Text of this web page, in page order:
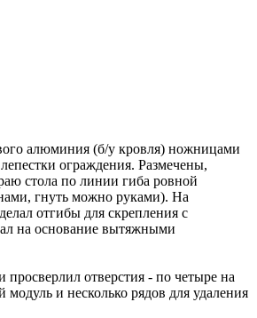
алюминия (б/у кровля) ножницами
ограждения. Размечены,
стола по линии гиба ровной
гнуть можно руками). На
отгибы для скрепления с
на основание вытяжными
просверлил отверстия - по четыре на
и несколько рядов для удаления